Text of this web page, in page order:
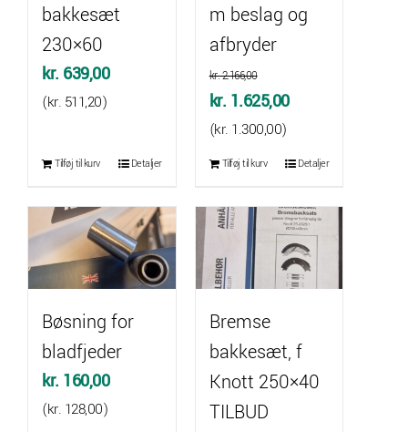
bakkesæt
230×60
kr. 639,00
(kr. 511,20)
Tilføj til kurv Detaljer
m beslag og
afbryder
kr.2.166,00
Den
oprindelige
pris
kr. 2.166,00.
kr. 1.625,00Den
pris
kr. 1.625,00.
(kr. 1.300,00)
Tilføj til kurv Detaljer
Bøsning for
bladfjeder
kr. 160,00
(kr. 128,00)
Bremse
bakkesæt, f
Knott 250×40
TILBUD